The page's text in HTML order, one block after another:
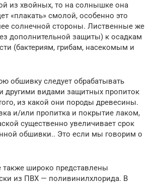
из хвойных, то на солнышке она
«плакать» смолой, особенно это
солнечной стороны. Лиственные же
дополнительной защиты) к осадкам
(бактериям, грибам, насекомым и
обшивку следует обрабатывать
другими видами защитных пропиток
из какой они породы древесины.
и/или пропитка и покрытие лаком,
существенно увеличивает срок
обшивки.. Это если мы говорим о
широко представлены
из ПВХ — поливинилхлорида. В